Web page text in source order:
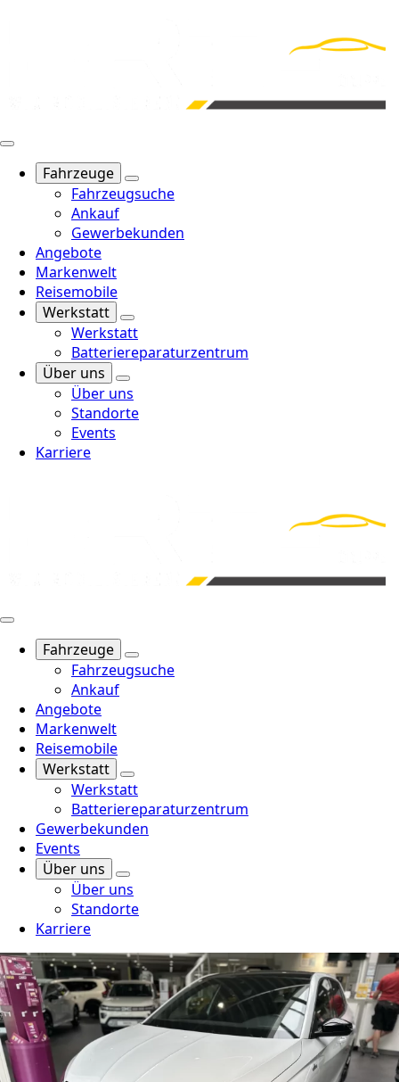
Fahrzeuge
Fahrzeugsuche
Ankauf
Gewerbekunden
Angebote
Markenwelt
Reisemobile
Werkstatt
Werkstatt
Batteriereparaturzentrum
Über uns
Über uns
Standorte
Events
Karriere
Fahrzeuge
Fahrzeugsuche
Ankauf
Angebote
Markenwelt
Reisemobile
Werkstatt
Werkstatt
Batteriereparaturzentrum
Gewerbekunden
Events
Über uns
Über uns
Standorte
Karriere